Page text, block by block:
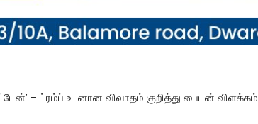
– ட்ரம்ப் உடனான விவாதம் குறித்து பைடன் விளக்கம்